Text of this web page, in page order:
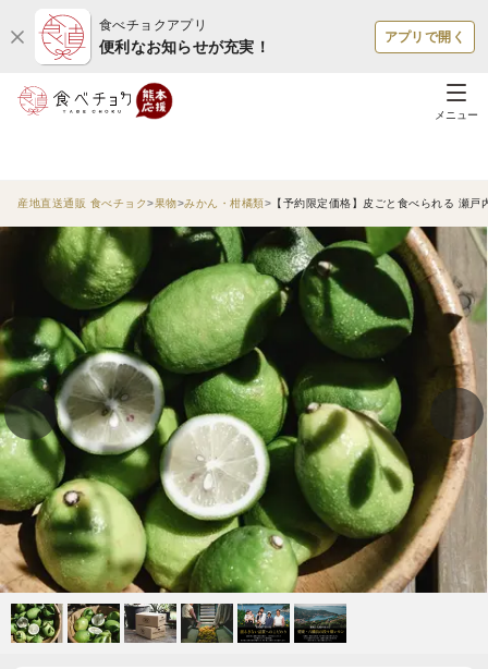
食べチョクアプリ
便利なお知らせが充実！
アプリで開く
メニュー
産地直送通販 食べチョク 果物 みかん・柑橘類 【予約限定価格】皮ごと食べられる 瀬